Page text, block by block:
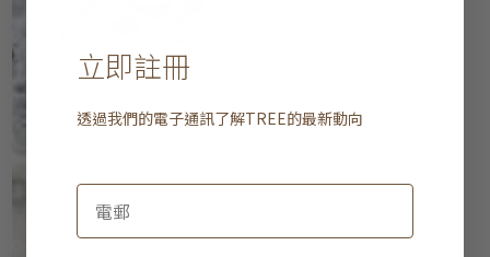
立即註冊
透過我們的電子通訊了解TREE的最新動向